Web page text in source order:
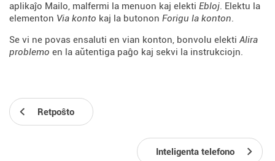
aplikaĵo Mailo, malfermi la menuon kaj elekti Ebloj. Elektu la
elementon Via konto kaj la butonon Forigu la konton.
Se vi ne povas ensaluti en vian konton, bonvolu elekti Alira
problemo en la aŭtentiga paĝo kaj sekvi la instrukciojn.
Retpoŝto
Inteligenta telefono